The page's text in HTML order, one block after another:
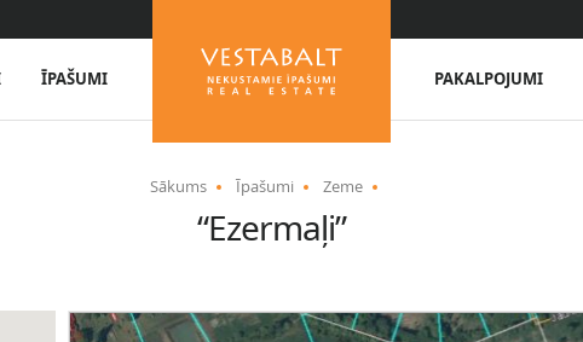
ĪPAŠUMI PAKALPOJUMI
Sākums Īpašumi Zeme
“Ezermaļi”